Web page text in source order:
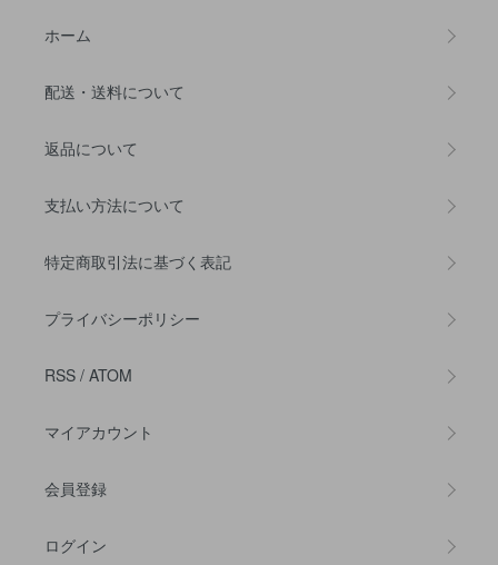
ホーム
配送・送料について
返品について
支払い方法について
特定商取引法に基づく表記
プライバシーポリシー
RSS / ATOM
マイアカウント
会員登録
ログイン